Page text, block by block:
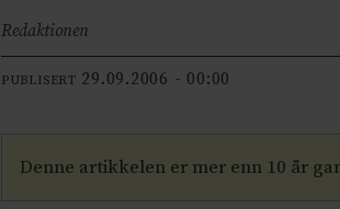
Redaktionen
PUBLISERT 29.09.2006 - 00:00
Denne artikkelen er mer enn 10 år